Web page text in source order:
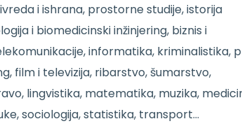
i ishrana, prostorne studije, istorija
i biomedicinski inžinjering, biznis i
informatika, kriminalistika,
film i televizija, ribarstvo, šumarstvo,
lingvistika, matematika, muzika,
sociologija, statistika, transport…